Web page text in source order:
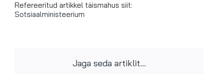
Refereeritud artikkel täismahus siit:
Sotsiaalministeerium
Jaga seda artiklit...